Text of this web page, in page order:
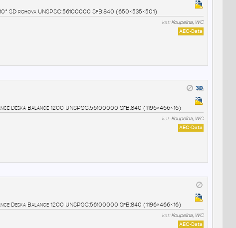
SD rohova UNSPSC:56100000 SfB:840 (650×535×501)
kat:Koupelna, WC
AEC-Data
Deska Balance 1200 UNSPSC:56100000 SfB:840 (1196×466×16)
kat:Koupelna, WC
AEC-Data
Deska Balance 1200 UNSPSC:56100000 SfB:840 (1196×466×16)
kat:Koupelna, WC
AEC-Data